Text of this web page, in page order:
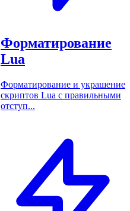
Форматирование
Lua
Форматирование и украшение
скриптов Lua с правильными
отступ...